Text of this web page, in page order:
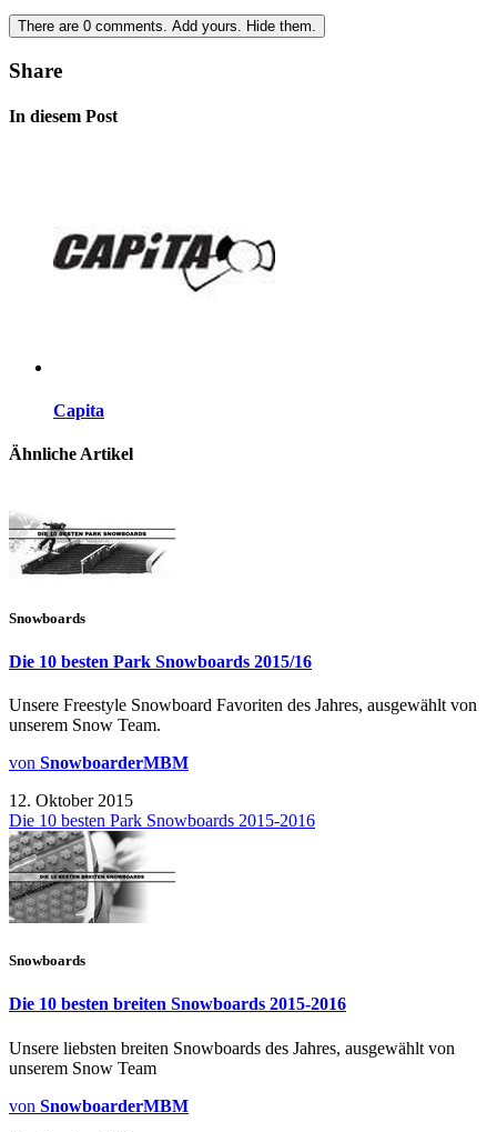
There are 0 comments. Add yours. Hide them.
Share
In diesem Post
Capita
Ähnliche Artikel
Snowboards
Die 10 besten Park Snowboards 2015/16
Unsere Freestyle Snowboard Favoriten des Jahres, ausgewählt von
unserem Snow Team.
von SnowboarderMBM
12. Oktober 2015
Die 10 besten Park Snowboards 2015-2016
Snowboards
Die 10 besten breiten Snowboards 2015-2016
Unsere liebsten breiten Snowboards des Jahres, ausgewählt von
unserem Snow Team
von SnowboarderMBM